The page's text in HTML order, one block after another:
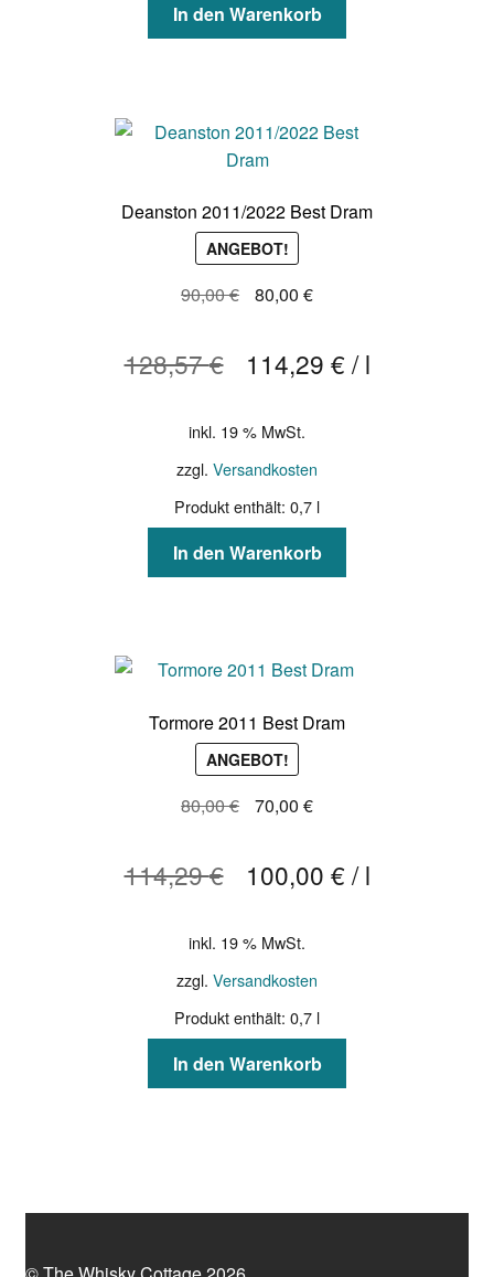
In den Warenkorb
Deanston 2011/2022 Best Dram
ANGEBOT!
90,00€
Ursprünglicher
90,00 €
80,00 €Aktueller
80,00 €.
128,57€ 114,29 €/l
inkl. 19 % MwSt.
zzgl. Versandkosten
Produkt enthält: 0,7 l
In den Warenkorb
Tormore 2011 Best Dram
ANGEBOT!
80,00€
Ursprünglicher
80,00 €
70,00 €Aktueller
70,00 €.
114,29€ 100,00 €/l
inkl. 19 % MwSt.
zzgl. Versandkosten
Produkt enthält: 0,7 l
In den Warenkorb